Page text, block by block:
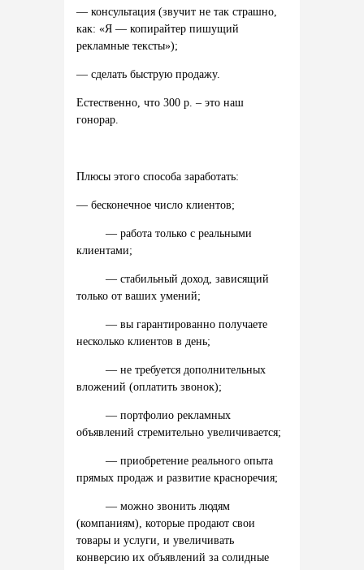
— консультация (звучит не так страшно,
как: «Я — копирайтер пишущий
рекламные тексты»);
— сделать быструю продажу.
Естественно, что 300 р. – это наш
гонорар.
Плюсы этого способа заработать:
— бесконечное число клиентов;
— работа только с реальными
клиентами;
— стабильный доход, зависящий
только от ваших умений;
— вы гарантированно получаете
несколько клиентов в день;
— не требуется дополнительных
вложений (оплатить звонок);
— портфолио рекламных
объявлений стремительно увеличивается;
— приобретение реального опыта
прямых продаж и развитие красноречия;
— можно звонить людям
(компаниям), которые продают свои
товары и услуги, и увеличивать
конверсию их объявлений за солидные